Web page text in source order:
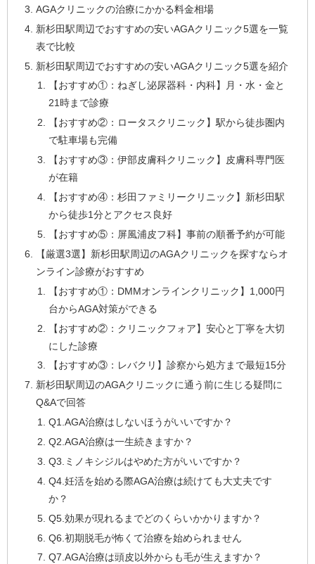
AGAクリニックの治療にかかる料金相場
新杉田駅周辺でおすすめの安いAGAクリニック5選を一覧
表で比較
新杉田駅周辺でおすすめの安いAGAクリニック5選を紹介
【おすすめ①：ねぎし泌尿器科・内科】月・水・金と
21時まで診療
【おすすめ②：ロータスクリニック】駅から徒歩圏内
で駐車場も完備
【おすすめ③：伊部皮膚科クリニック】皮膚科専門医
が在籍
【おすすめ④：杉田ファミリークリニック】新杉田駅
から徒歩1分とアクセス良好
【おすすめ⑤：屏風浦皮フ科】事前の順番予約が可能
【厳選3選】新杉田駅周辺のAGAクリニックを探すならオ
ンライン診療がおすすめ
【おすすめ①：DMMオンラインクリニック】1,000円
台からAGA対策ができる
【おすすめ②：クリニックフォア】安心と丁寧を大切
にした診療
【おすすめ③：レバクリ】診察から処方まで最短15分
新杉田駅周辺のAGAクリニックに通う前に生じる疑問に
Q&Aで回答
Q1.AGA治療はしないほうがいいですか？
Q2.AGA治療は一生続きますか？
Q3.ミノキシジルはやめた方がいいですか？
Q4.妊活を始める際AGA治療は続けても大丈夫です
か？
Q5.効果が現れるまでどのくらいかかりますか？
Q6.初期脱毛が怖くて治療を始められません
Q7.AGA治療は頭皮以外からも毛が生えますか？